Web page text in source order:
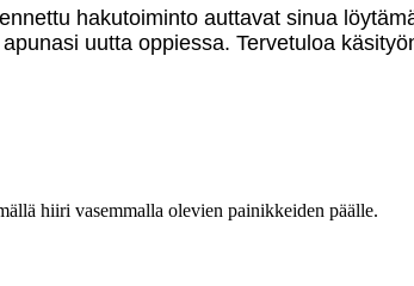
hakutoiminto auttavat sinua
uutta oppiessa. Tervetuloa
hiiri vasemmalla olevien painikkeiden päälle.